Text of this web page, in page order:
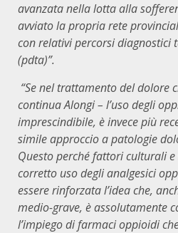
avanzata nella lotta alla
avviato la propria rete
con relativi percorsi diagnostici
(pdta)”.
“Se nel trattamento del dolore
continua Alongi – l’uso degli
imprescindibile, è invece più
simile approccio a patologie
Questo perché fattori culturali
corretto uso degli analgesici
essere rinforzata l’idea che,
medio-grave, è assolutamente
l’impiego di farmaci oppioidi